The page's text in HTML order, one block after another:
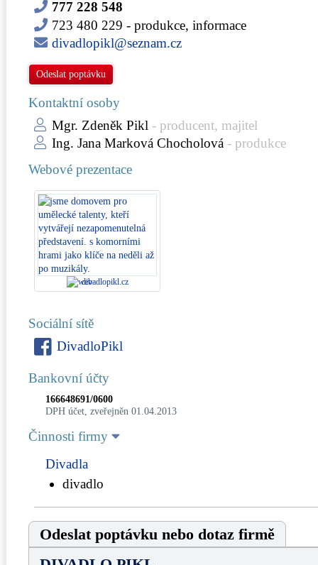
777 228 548
723 480 229 - produkce, informace
divadlopikl@seznam.cz
Odeslat poptávku
Kontaktní osoby
Mgr. Zdeněk Pikl - producent, majitel
Ing. Jana Marková Chocholová - produkce
Webové prezentace
divadlopikl.cz
Sociální sítě
DivadloPikl
Bankovní účty
166648691/0600
DPH účet, zveřejněn 01.04.2013
Činnosti firmy
Divadla
divadlo
Odeslat poptávku nebo dotaz firmě